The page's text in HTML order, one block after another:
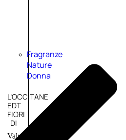
Fragranze
Nature
Donna
L’OCCITANE
EDT
FIORI
DI
Valutato